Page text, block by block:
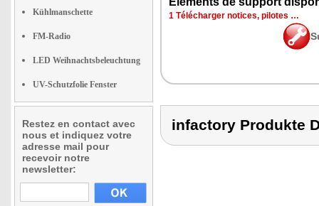
Kühlmanschette
FM-Radio
LED Weihnachtsbeleuchtung
UV-Schutzfolie Fenster
Restez en contact avec
nous et indiquez votre
adresse mail pour
recevoir notre
newsletter:
1 Télécharger notices, pilotes …
infactory Produkte